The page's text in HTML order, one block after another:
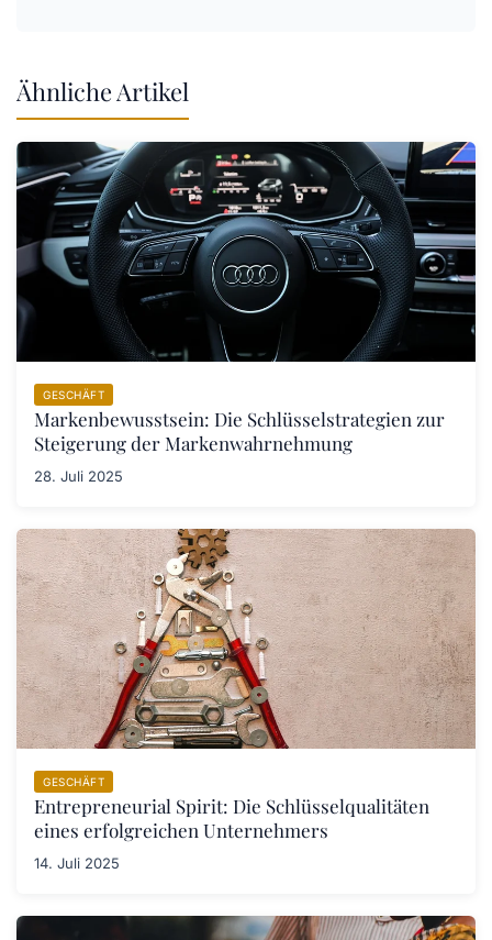
Ähnliche Artikel
GESCHÄFT
Markenbewusstsein: Die Schlüsselstrategien zur
Steigerung der Markenwahrnehmung
28. Juli 2025
GESCHÄFT
Entrepreneurial Spirit: Die Schlüsselqualitäten
eines erfolgreichen Unternehmers
14. Juli 2025